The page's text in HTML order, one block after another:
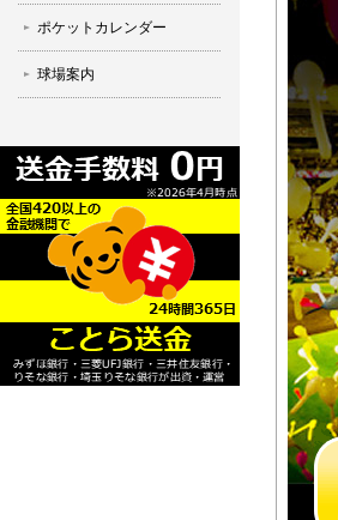
ポケットカレンダー
球場案内